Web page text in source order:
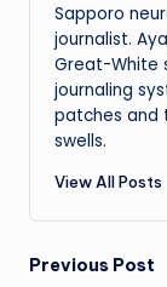
Sapporo
journalist.
Great-White
journaling
patches and
swells.
View All Posts
Post
Previous Post